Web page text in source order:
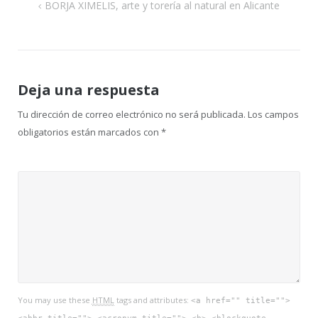
Navegación
BORJA XIMELIS, arte y torería al natural en Alicante
Deja una respuesta
Tu dirección de correo electrónico no será publicada. Los campos
obligatorios están marcados con *
You may use these HTMLtags and attributes: <a href="" title="">